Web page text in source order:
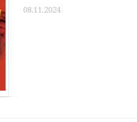
08.11.2024